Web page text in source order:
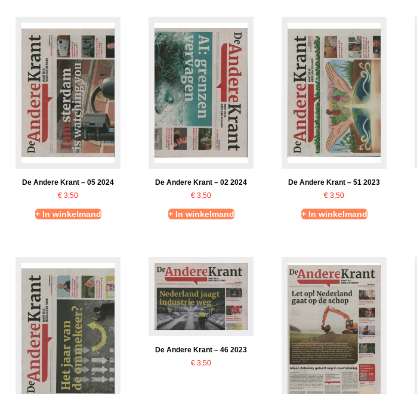
De Andere Krant – 05 2024
€ 3,50
+ In winkelmand
De Andere Krant – 02 2024
€ 3,50
+ In winkelmand
De Andere Krant – 51 2023
€ 3,50
+ In winkelmand
De Andere Krant – 46 2023
€ 3,50